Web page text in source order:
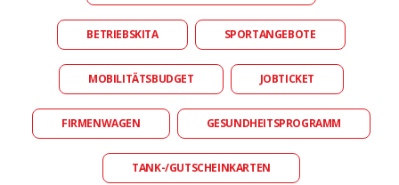
BETRIEBSKITA SPORTANGEBOTE
MOBILITÄTSBUDGET JOBTICKET
FIRMENWAGEN GESUNDHEITSPROGRAMM
TANK-/GUTSCHEINKARTEN